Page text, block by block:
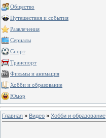
Общество
Путешествия и события
Развлечения
Сериалы
Спорт
Транспорт
Фильмы и анимация
Хобби и образование
Юмор
Главная » Видео » Хобби и образование